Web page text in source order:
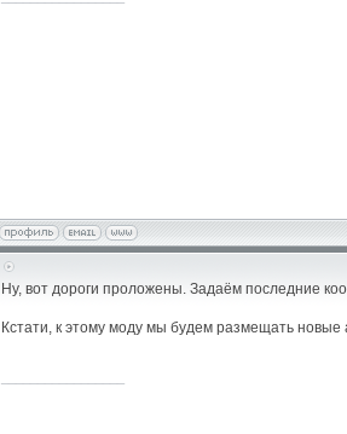
Ну, вот дороги проложены. Задаём последние
Кстати, к этому моду мы будем размещать